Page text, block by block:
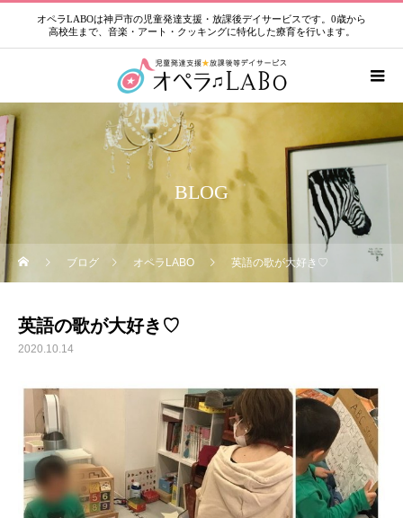
オペラLABOは神戸市の児童発達支援・放課後デイサービスです。0歳から
高校生まで、音楽・アート・クッキングに特化した療育を行います。
BLOG
ブログ オペラLABO 英語の歌が大好き♡
英語の歌が大好き♡
2020.10.14